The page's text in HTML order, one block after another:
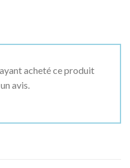
acheté ce produit
avis.